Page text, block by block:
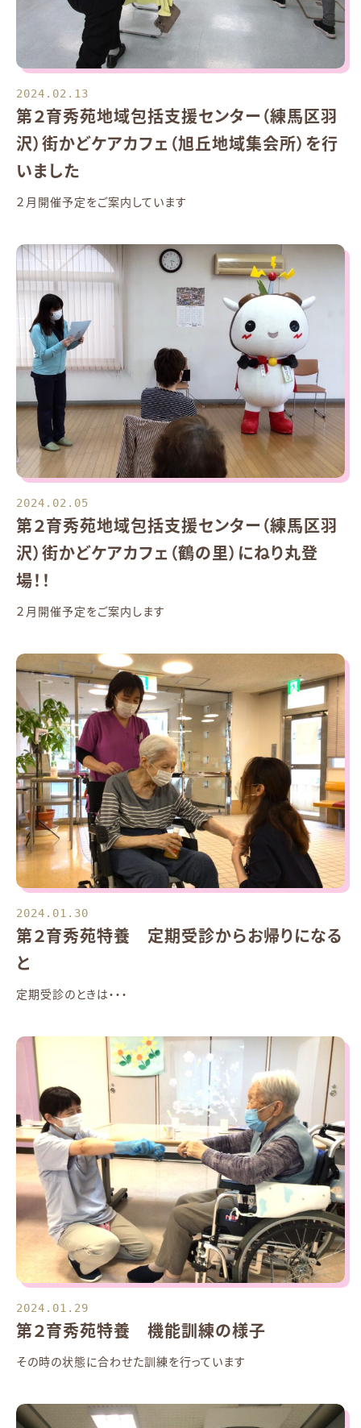
2024.02.13
第２育秀苑地域包括支援センター（練馬区羽
沢）街かどケアカフェ（旭丘地域集会所）を行
いました
２月開催予定をご案内しています
2024.02.05
第２育秀苑地域包括支援センター（練馬区羽
沢）街かどケアカフェ（鶴の里）にねり丸登
場！！
２月開催予定をご案内します
2024.01.30
第２育秀苑特養 定期受診からお帰りになる
と
定期受診のときは・・・
2024.01.29
第２育秀苑特養 機能訓練の様子
その時の状態に合わせた訓練を行っています